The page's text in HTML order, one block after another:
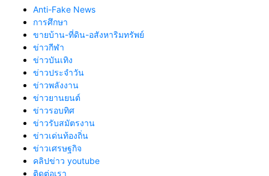
Anti-Fake News
การศึกษา
ขายบ้าน-ที่ดิน-อสังหาริมทรัพย์
ข่าวกีฬา
ข่าวบันเทิง
ข่าวประจำวัน
ข่าวพลังงาน
ข่าวยานยนต์
ข่าวรอบทิศ
ข่าวรับสมัตรงาน
ข่าวเด่นท้องถิ่น
ข่าวเศรษฐกิจ
คลิปข่าว youtube
ติดต่อเรา